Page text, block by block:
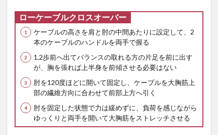
ローケーブルクロスオーバー
ケーブルの高さを肩と肘の中間あたりに設定して、2
本のケーブルのハンドルを両手で握る
1,2歩前へ出てバランスの取れる方の片足を前に出す
が、胸を張れば上半身を前傾させる必要はない
肘を120度ほどに開いて固定し、ケーブルを大胸筋上
部の繊維方向に合わせて前部上方へ引く
肘を固定した状態で力は緩めずに、負荷を感じながら
ゆっくりと両手を開いて大胸筋をストレッチさせる